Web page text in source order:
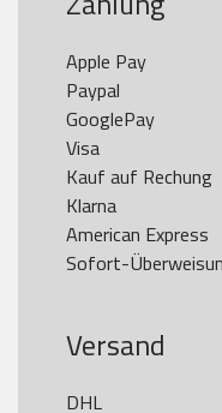
Apple Pay
Paypal
GooglePay
Visa
Kauf auf Rechung
Klarna
American Express
Versand
DHL